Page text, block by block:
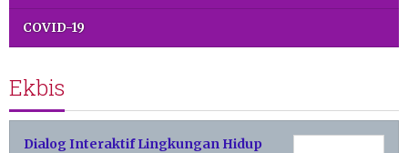
COVID-19
Ekbis
Dialog Interaktif Lingkungan Hidup